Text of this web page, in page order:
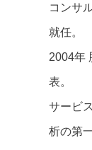
コンサ
就任。
2004年
表。
サービ
析の第